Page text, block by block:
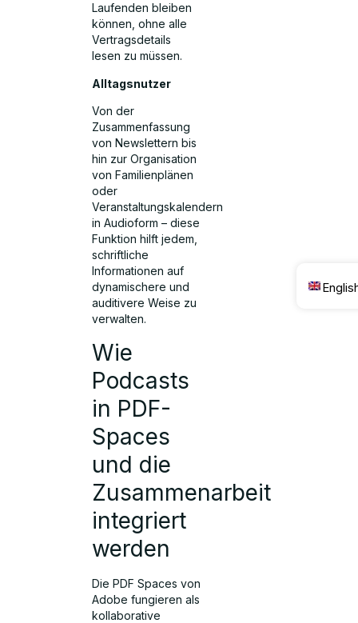
Laufenden bleiben
können, ohne alle
Vertragsdetails
lesen zu müssen.
Alltagsnutzer
Von der
Zusammenfassung
von Newslettern bis
hin zur Organisation
von Familienplänen
oder
Veranstaltungskalendern
in Audioform – diese
Funktion hilft jedem,
schriftliche
Informationen auf
dynamischere und
auditivere Weise zu
verwalten.
Wie
Podcasts
in PDF-
Spaces
und die
Zusammenarbeit
integriert
werden
Die PDF Spaces von
Adobe fungieren als
kollaborative